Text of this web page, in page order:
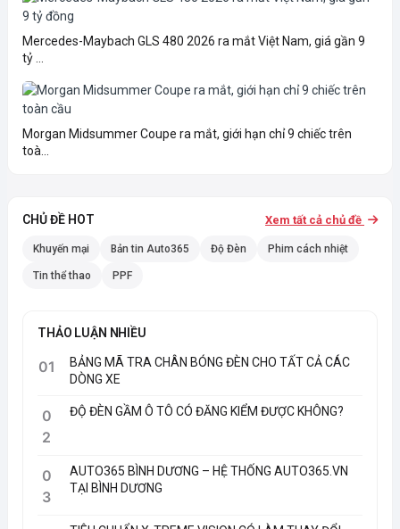
Mercedes-Maybach GLS 480 2026 ra mắt Việt Nam, giá gần 9
tỷ ...
Morgan Midsummer Coupe ra mắt, giới hạn chỉ 9 chiếc trên
toà...
CHỦ ĐỀ HOT Xem tất cả chủ đề
Khuyến mại Bản tin Auto365 Độ Đèn Phim cách nhiệt
Tin thể thao PPF
THẢO LUẬN NHIỀU
01
BẢNG MÃ TRA CHÂN BÓNG ĐÈN CHO TẤT CẢ CÁC
DÒNG XE
0
2
ĐỘ ĐÈN GẦM Ô TÔ CÓ ĐĂNG KIỂM ĐƯỢC KHÔNG?
0
3
AUTO365 BÌNH DƯƠNG – HỆ THỐNG AUTO365.VN
TẠI BÌNH DƯƠNG